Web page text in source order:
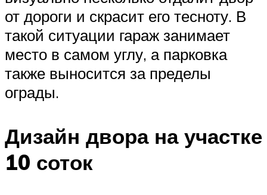
от дороги и скрасит его тесноту. В
такой ситуации гараж занимает
место в самом углу, а парковка
также выносится за пределы
ограды.
Дизайн двора на участке
10 соток